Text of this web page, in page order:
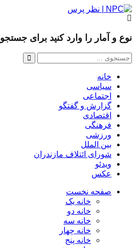
نوع و آمار را وارد کنید برای جستجو
خانه
سیاسی
اجتماعی
گزارش و گفتگو
اقتصادی
فرهنگی
ورزشی
بین الملل
شورای ائتلاف مازندران
ویدئو
عکس
صفحه نخست
خانه یک
خانه دو
خانه سه
خانه چهار
خانه پنج